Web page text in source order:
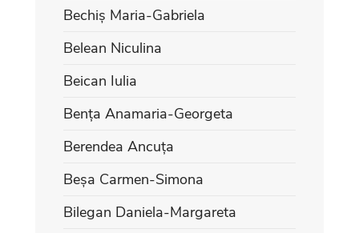
Bechiș Maria-Gabriela
Belean Niculina
Beican Iulia
Bența Anamaria-Georgeta
Berendea Ancuța
Beșa Carmen-Simona
Bilegan Daniela-Margareta